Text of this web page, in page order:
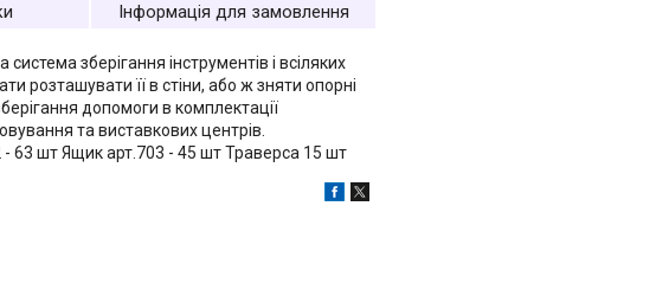
Інформація для замовлення
зберігання інструментів і всіляких
розташувати її в стіни, або ж зняти опорні
допомоги в комплектації
та виставкових центрів.
- 63 шт Ящик арт.703 - 45 шт Траверса 15 шт